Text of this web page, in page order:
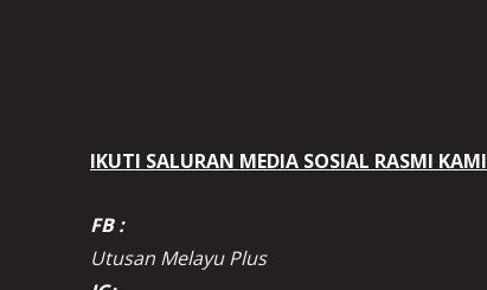
IKUTI SALURAN MEDIA SOSIAL RASMI KAMI
FB :
Utusan Melayu Plus